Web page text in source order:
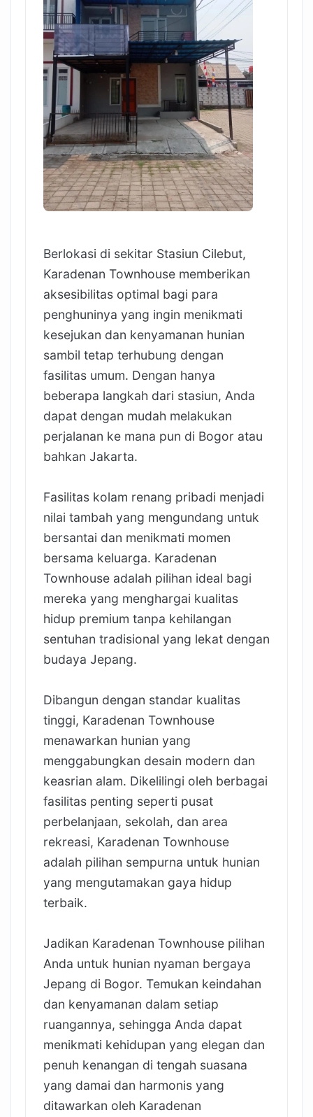
Berlokasi di sekitar Stasiun Cilebut,
Karadenan Townhouse memberikan
aksesibilitas optimal bagi para
penghuninya yang ingin menikmati
kesejukan dan kenyamanan hunian
sambil tetap terhubung dengan
fasilitas umum. Dengan hanya
beberapa langkah dari stasiun, Anda
dapat dengan mudah melakukan
perjalanan ke mana pun di Bogor atau
bahkan Jakarta.
Fasilitas kolam renang pribadi menjadi
nilai tambah yang mengundang untuk
bersantai dan menikmati momen
bersama keluarga. Karadenan
Townhouse adalah pilihan ideal bagi
mereka yang menghargai kualitas
hidup premium tanpa kehilangan
sentuhan tradisional yang lekat dengan
budaya Jepang.
Dibangun dengan standar kualitas
tinggi, Karadenan Townhouse
menawarkan hunian yang
menggabungkan desain modern dan
keasrian alam. Dikelilingi oleh berbagai
fasilitas penting seperti pusat
perbelanjaan, sekolah, dan area
rekreasi, Karadenan Townhouse
adalah pilihan sempurna untuk hunian
yang mengutamakan gaya hidup
terbaik.
Jadikan Karadenan Townhouse pilihan
Anda untuk hunian nyaman bergaya
Jepang di Bogor. Temukan keindahan
dan kenyamanan dalam setiap
ruangannya, sehingga Anda dapat
menikmati kehidupan yang elegan dan
penuh kenangan di tengah suasana
yang damai dan harmonis yang
ditawarkan oleh Karadenan